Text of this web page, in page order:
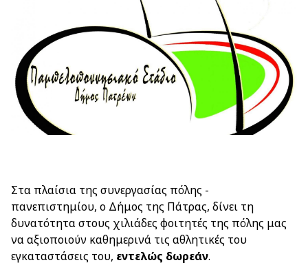
Στα πλαίσια της συνεργασίας πόλης -
πανεπιστημίου, ο Δήμος της Πάτρας, δίνει τη
δυνατότητα στους χιλιάδες φοιτητές της πόλης μας
να αξιοποιούν καθημερινά τις αθλητικές του
εγκαταστάσεις του, εντελώς δωρεάν.